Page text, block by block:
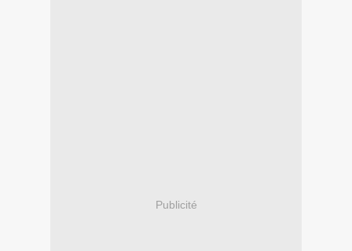
Publicité